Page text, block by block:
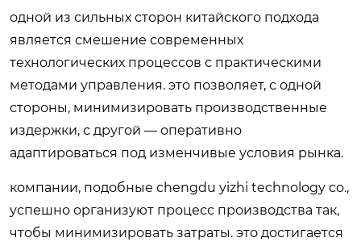
одной из сильных сторон китайского подхода
является смешение современных
технологических процессов с практическими
методами управления. это позволяет, с одной
стороны, минимизировать производственные
издержки, с другой — оперативно
адаптироваться под изменчивые условия рынка.
компании, подобные chengdu yizhi technology co.,
успешно организуют процесс производства так,
чтобы минимизировать затраты. это достигается